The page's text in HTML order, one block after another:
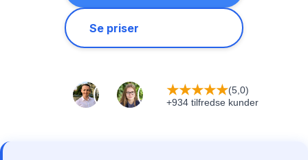
Se priser
★★★★★(5,0)
+934 tilfredse kunder